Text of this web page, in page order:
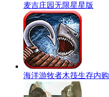
麦吉庄园无限星星版
海洋游牧者木筏生存内